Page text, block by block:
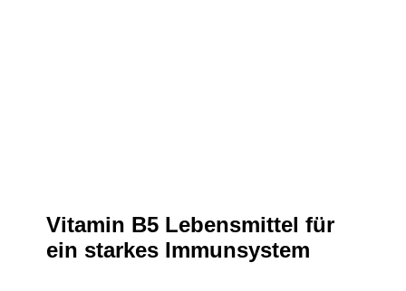
Vitamin B5 Lebensmittel für
ein starkes Immunsystem